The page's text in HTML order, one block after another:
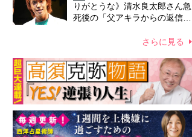
じた壮絶な撮影現場
りがとうな》清水良太郎さん急
死後の「父アキラからの返信」
さらに見る